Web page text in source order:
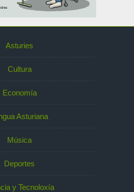
Asturies
Cultura
Economía
Asturiana
Música
Deportes
y Tecnoloxía